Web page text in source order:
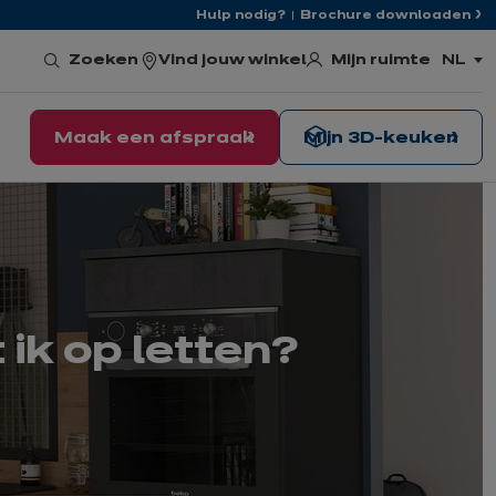
Hulp nodig? Brochure downloaden
Zoeken Vind jouw winkel Mijn ruimte NL
,
taal
Mijn 3D-keuken
Maak een afspraak
ik op letten?